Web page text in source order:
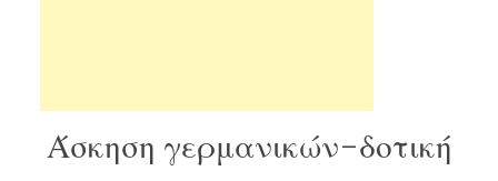
Άσκηση γερμανικών-δοτική